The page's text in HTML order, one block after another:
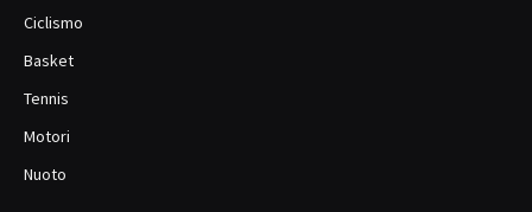
Ciclismo
Basket
Tennis
Motori
Nuoto